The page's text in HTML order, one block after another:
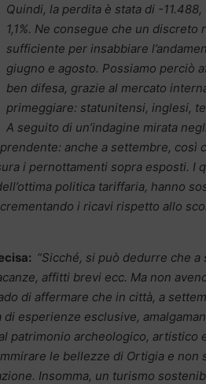
Quindi, la perdita è stata di -
1,1%. Ne consegue che un discreto
sufficiente per insabbiare
giugno e agosto. Possiamo perciò
ben difesa, grazie al mercato
primeggiare: statunitensi, inglesi,
A seguito di un’indagine mirata
anche a settembre, così
i pernottamenti sopra esposti. I
politica tariffaria, hanno
i ricavi rispetto allo
“Sicché, si può dedurre che
affitti brevi ecc. Ma non
di affermare che in città, a
esperienze esclusive,
patrimonio archeologico, artistico
le bellezze di Ortigia e non
Insomma, un turismo